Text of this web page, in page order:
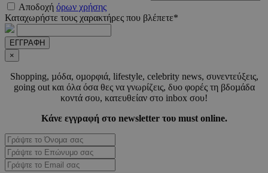
Αποδοχή όρων χρήσης
Καταχωρήστε τους χαρακτήρες που βλέπετε*
ΕΓΓΡΑΦΗ
×
Shopping, µόδα, οµορφιά, lifestyle, celebrity news, συνεντεύξεις,
going out και όλα όσα θες να γνωρίζεις, δυο φορές τη βδοµάδα
κοντά σου, κατευθείαν στο inbox σου!
Κάνε εγγραφή στο newsletter του must online.